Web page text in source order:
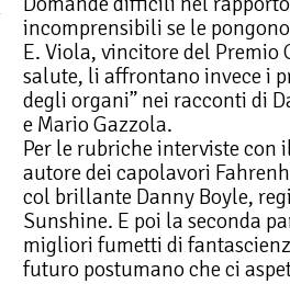
incomprensibili se le
E. Viola, vincitore del
salute, li affrontano invece i
degli organi” nei racconti di
e Mario Gazzola.
Per le rubriche interviste con
autore dei capolavori
col brillante Danny Boyle,
Sunshine. E poi la seconda
migliori fumetti di
futuro postumano che ci